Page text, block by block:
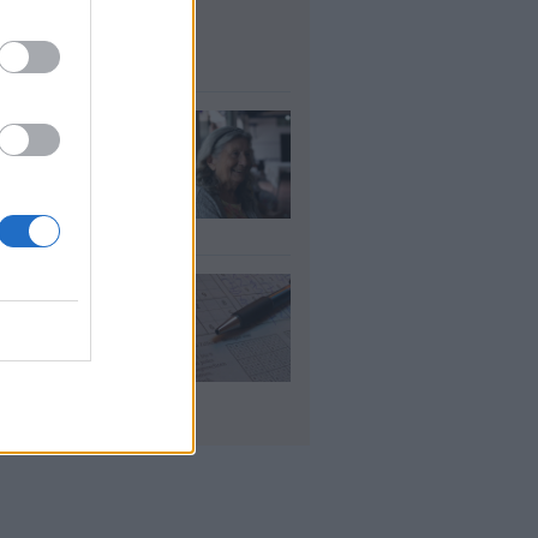
2026
χηρείας:
θα δουν
2026
ρούχα στη